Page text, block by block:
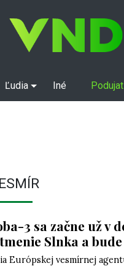
Ľudia Iné
3 sa začne už v
Slnka a
Európskej vesmírnej